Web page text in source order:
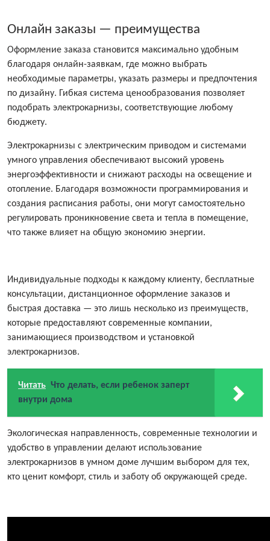
Онлайн заказы — преимущества
Оформление заказа становится максимально удобным
благодаря онлайн-заявкам, где можно выбрать
необходимые параметры, указать размеры и предпочтения
по дизайну. Гибкая система ценообразования позволяет
подобрать электрокарнизы, соответствующие любому
бюджету.
Электрокарнизы с электрическим приводом и системами
умного управления обеспечивают высокий уровень
энергоэффективности и снижают расходы на освещение и
отопление. Благодаря возможности программирования и
создания расписания работы, они могут самостоятельно
регулировать проникновение света и тепла в помещение,
что также влияет на общую экономию энергии.
Индивидуальные подходы к каждому клиенту, бесплатные
консультации, дистанционное оформление заказов и
быстрая доставка — это лишь несколько из преимуществ,
которые предоставляют современные компании,
занимающиеся производством и установкой
электрокарнизов.
Читать Что делать, если ребенок заперт
внутри дома
Экологическая направленность, современные технологии и
удобство в управлении делают использование
электрокарнизов в умном доме лучшим выбором для тех,
кто ценит комфорт, стиль и заботу об окружающей среде.